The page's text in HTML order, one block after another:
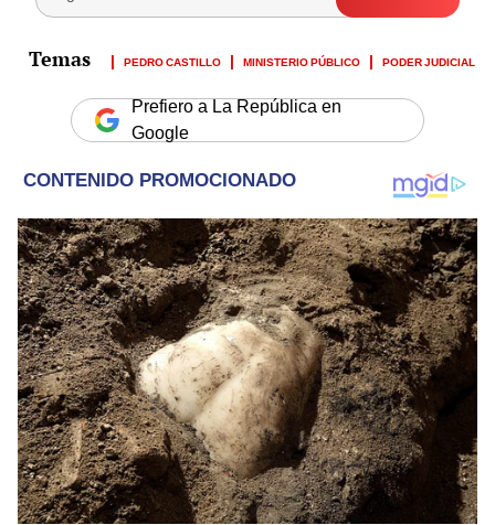
PEDRO CASTILLO MINISTERIO PÚBLICO PODER JUDICIAL
Prefiero a La República en
Google